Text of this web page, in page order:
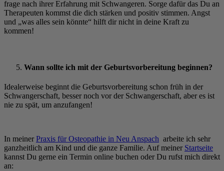
frage nach ihrer Erfahrung mit Schwangeren. Sorge dafür das Du an
Therapeuten kommst die dich stärken und positiv stimmen. Angst
und „was alles sein könnte“ hilft dir nicht in deine Kraft zu
kommen!
Wann sollte ich mit der Geburtsvorbereitung beginnen?
Idealerweise beginnt die Geburtsvorbereitung schon früh in der
Schwangerschaft, besser noch vor der Schwangerschaft, aber es ist
nie zu spät, um anzufangen!
In meiner Praxis für Osteopathie in Neu Anspach arbeite ich sehr
ganzheitlich am Kind und die ganze Familie. Auf meiner Startseite
kannst Du gerne ein Termin online buchen oder Du rufst mich direkt
an: